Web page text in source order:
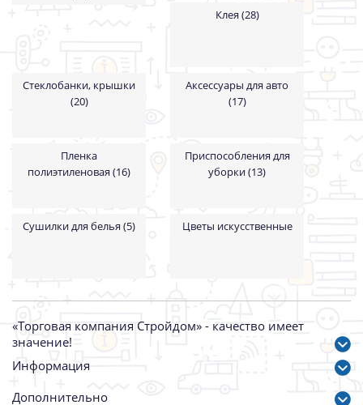
Клея (28)
Стеклобанки, крышки
(20)
Аксессуары для авто
(17)
Пленка
полиэтиленовая (16)
Приспособления для
уборки (13)
Сушилки для белья (5) Цветы искусственные
«Торговая компания Стройдом» - качество имеет
значение!
Информация
Дополнительно